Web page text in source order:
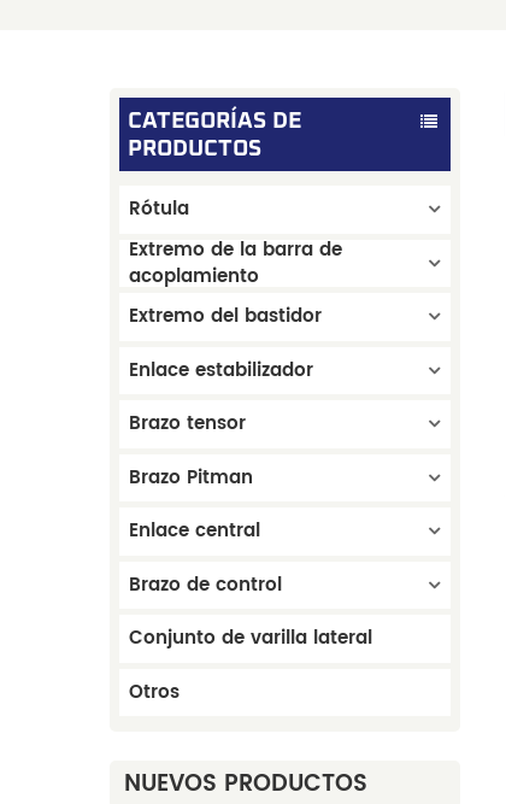
CATEGORÍAS DE
PRODUCTOS
Rótula
Extremo de la barra de
acoplamiento
Extremo del bastidor
Enlace estabilizador
Brazo tensor
Brazo Pitman
Enlace central
Brazo de control
Conjunto de varilla lateral
Otros
NUEVOS PRODUCTOS